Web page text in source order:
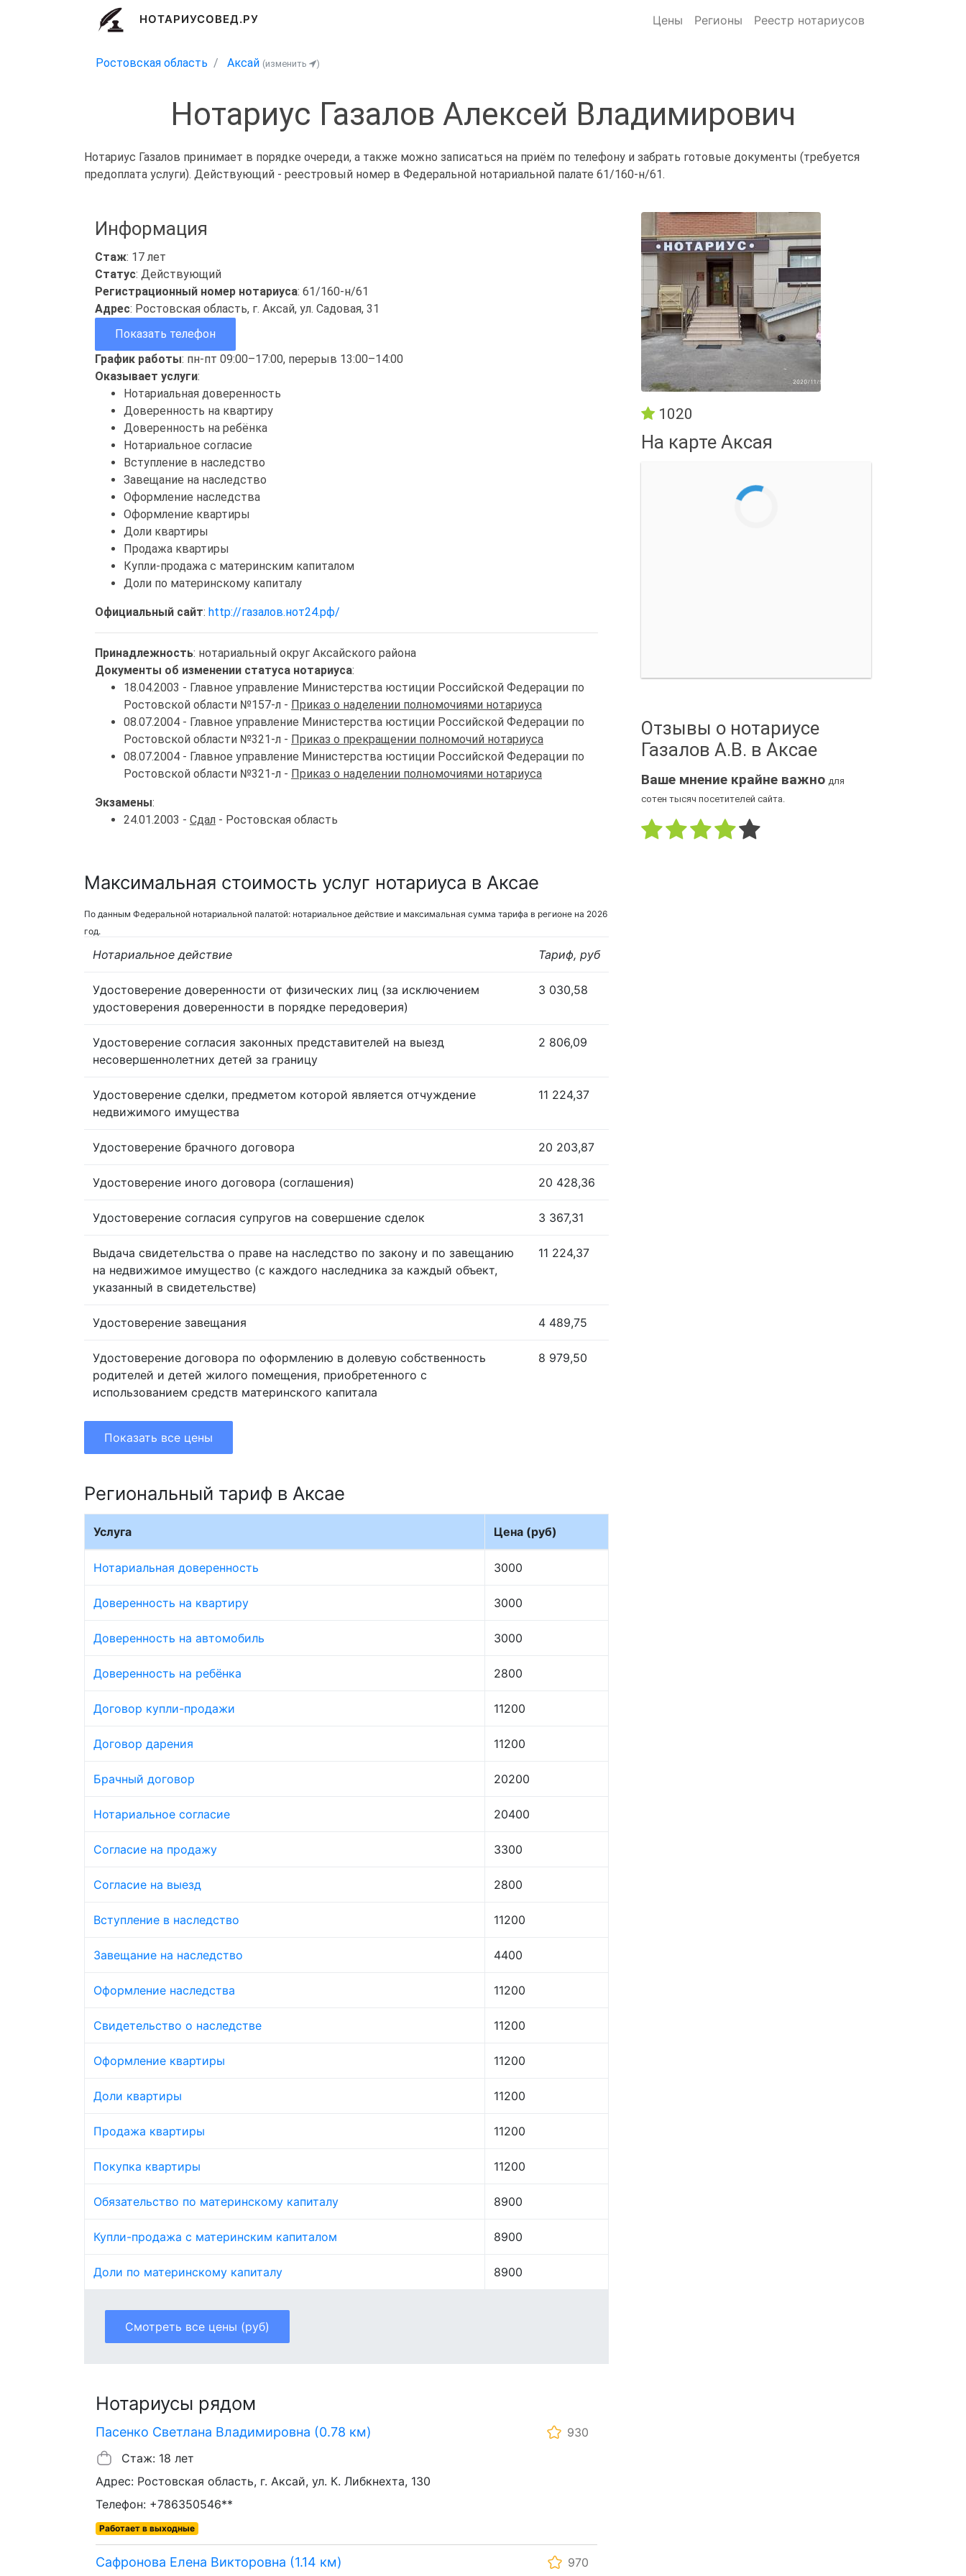
НОТАРИУСОВЕД.РУ Цены Регионы Реестр нотариусов
Ростовская область Аксай (изменить )
Нотариус Газалов Алексей Владимирович
Нотариус Газалов принимает в порядке очереди, а также можно записаться на приём по телефону и забрать готовые документы (требуется
предоплата услуги). Действующий - реестровый номер в Федеральной нотариальной палате 61/160-н/61.
Информация
Стаж: 17 лет
Статус: Действующий
Регистрационный номер нотариуса: 61/160-н/61
Адрес: Ростовская область, г. Аксай, ул. Садовая, 31
Показать телефон
График работы: пн-пт 09:00–17:00, перерыв 13:00–14:00
Оказывает услуги:
Нотариальная доверенность
Доверенность на квартиру
Доверенность на ребёнка
Нотариальное согласие
Вступление в наследство
Завещание на наследство
Оформление наследства
Оформление квартиры
Доли квартиры
Продажа квартиры
Купли-продажа с материнским капиталом
Доли по материнскому капиталу
Официальный сайт: http://газалов.нот24.рф/
Принадлежность: нотариальный округ Аксайского района
Документы об изменении статуса нотариуса:
18.04.2003 - Главное управление Министерства юстиции Российской Федерации по
Ростовской области №157-л - Приказ о наделении полномочиями нотариуса
08.07.2004 - Главное управление Министерства юстиции Российской Федерации по
Ростовской области №321-л - Приказ о прекращении полномочий нотариуса
08.07.2004 - Главное управление Министерства юстиции Российской Федерации по
Ростовской области №321-л - Приказ о наделении полномочиями нотариуса
Экзамены:
24.01.2003 - Сдал - Ростовская область
Максимальная стоимость услуг нотариуса в Аксае
По данным Федеральной нотариальной палатой: нотариальное действие и максимальная сумма тарифа в регионе на 2026
год.
Нотариальное действие Тариф, руб
Удостоверение доверенности от физических лиц (за исключением
удостоверения доверенности в порядке передоверия)
3 030,58
Удостоверение согласия законных представителей на выезд
несовершеннолетних детей за границу
2 806,09
Удостоверение сделки, предметом которой является отчуждение
недвижимого имущества
11 224,37
Удостоверение брачного договора 20 203,87
Удостоверение иного договора (соглашения) 20 428,36
Удостоверение согласия супругов на совершение сделок 3 367,31
Выдача свидетельства о праве на наследство по закону и по завещанию
на недвижимое имущество (с каждого наследника за каждый объект,
указанный в свидетельстве)
11 224,37
Удостоверение завещания 4 489,75
Удостоверение договора по оформлению в долевую собственность
родителей и детей жилого помещения, приобретенного с
использованием средств материнского капитала
8 979,50
Показать все цены
Региональный тариф в Аксае
Услуга Цена (руб)
Нотариальная доверенность 3000
Доверенность на квартиру 3000
Доверенность на автомобиль 3000
Доверенность на ребёнка 2800
Договор купли-продажи 11200
Договор дарения 11200
Брачный договор 20200
Нотариальное согласие 20400
Согласие на продажу 3300
Согласие на выезд 2800
Вступление в наследство 11200
Завещание на наследство 4400
Оформление наследства 11200
Свидетельство о наследстве 11200
Оформление квартиры 11200
Доли квартиры 11200
Продажа квартиры 11200
Покупка квартиры 11200
Обязательство по материнскому капиталу 8900
Купли-продажа с материнским капиталом 8900
Доли по материнскому капиталу 8900
Смотреть все цены (руб)
Нотариусы рядом
Пасенко Светлана Владимировна (0.78 км)
930
Стаж: 18 лет
Адрес: Ростовская область, г. Аксай, ул. К. Либкнехта, 130
Телефон: +786350546**
Работает в выходные
Сафронова Елена Викторовна (1.14 км) 970
1020
На карте Аксая
Отзывы о нотариусе
Газалов А.В. в Аксае
Ваше мнение крайне важно для
сотен тысяч посетителей сайта.